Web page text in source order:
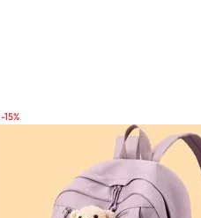
-15%